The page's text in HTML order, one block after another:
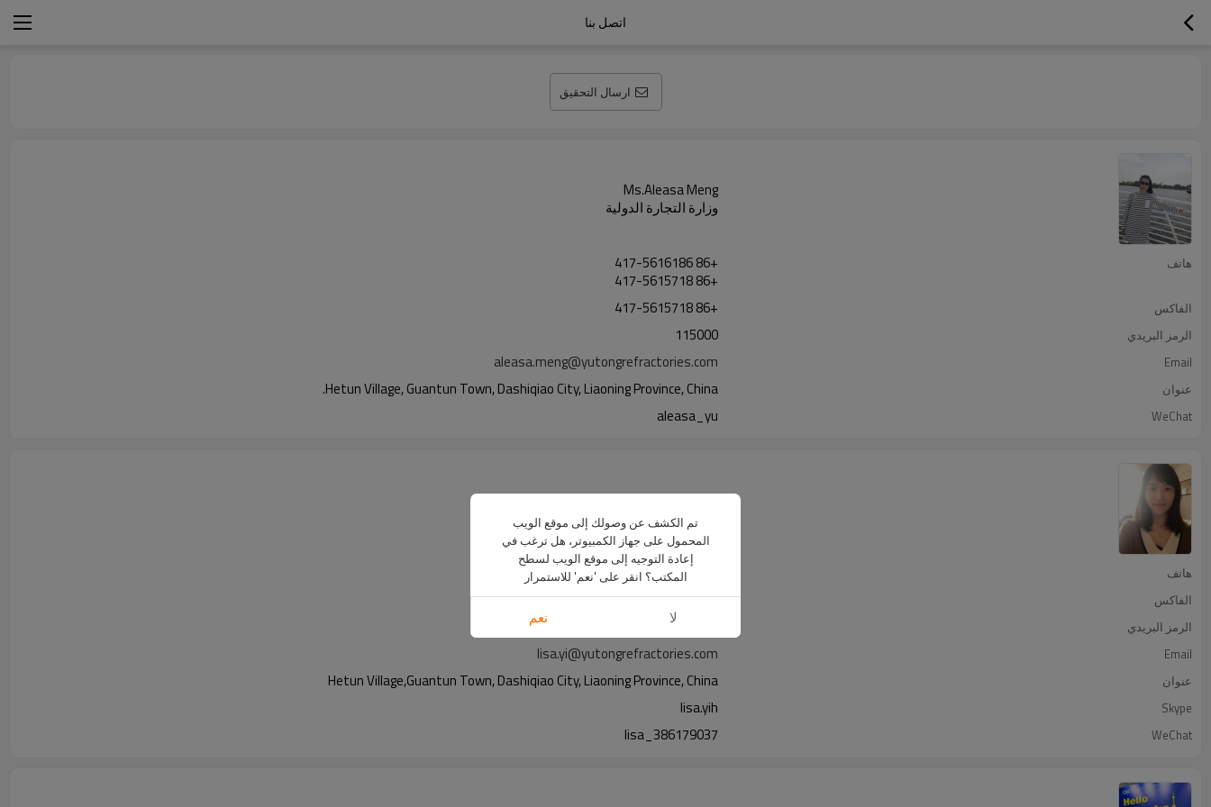
اتصل بنا
ارسال التحقيق
Ms.Aleasa Meng
وزارة التجارة الدولية
هاتف
+86 417-5616186
+86 417-5615718
الفاكس +86 417-5615718
الرمز البريدي 115000
Email
aleasa.meng@yutongrefractories.com
عنوان Hetun Village, Guantun Town, Dashiqiao City, Liaoning Province, China.
WeChat
aleasa_yu
Ms.Lisa Yih
وزارة التجارة الدولية
هاتف
الفاكس +86 417-5615718
الرمز البريدي 115100
Email
lisa.yi@yutongrefractories.com
عنوان Hetun Village,Guantun Town, Dashiqiao City, Liaoning Province, China
Skype
lisa.yih
WeChat
lisa_386179037
تم الكشف عن وصولك إلى موقع الويب
المحمول على جهاز الكمبيوتر، هل ترغب في
إعادة التوجيه إلى موقع الويب لسطح
المكتب؟ انقر على 'نعم' للاستمرار
لا نعم